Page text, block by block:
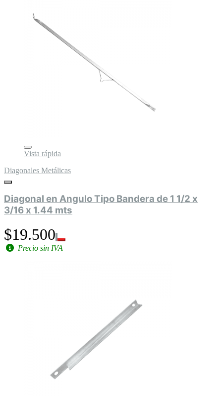
Vista rápida
Diagonales Metálicas
Diagonal en Angulo Tipo Bandera de 1 1/2 x
3/16 x 1.44 mts
$19.500
Precio sin IVA